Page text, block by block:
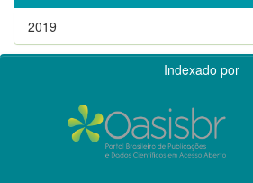
2019
Indexado por